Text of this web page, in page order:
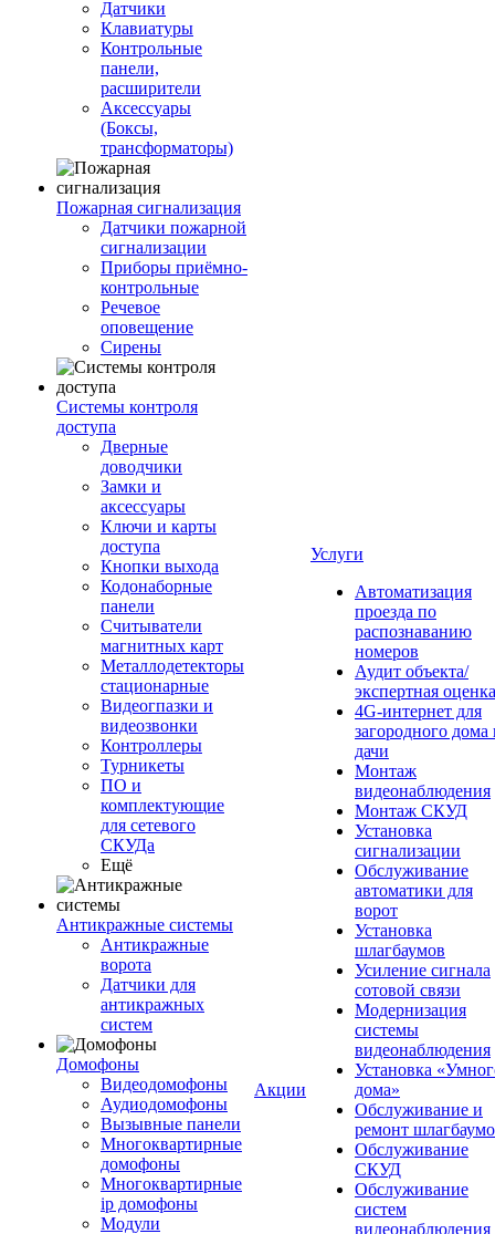
Датчики
Клавиатуры
Контрольные
панели,
расширители
Аксессуары
(Боксы,
трансформаторы)
Пожарная сигнализация
Датчики пожарной
сигнализации
Приборы приёмно-
контрольные
Речевое
оповещение
Сирены
Системы контроля
доступа
Дверные
доводчики
Замки и
аксессуары
Ключи и карты
доступа
Кнопки выхода
Кодонаборные
панели
Считыватели
магнитных карт
Металлодетекторы
стационарные
Видеогпазки и
видеозвонки
Контроллеры
Турникеты
ПО и
комплектующие
для сетевого
СКУДа
Ещё
Антикражные системы
Антикражные
ворота
Датчики для
антикражных
систем
Домофоны
Видеодомофоны
Аудиодомофоны
Вызывные панели
Многоквартирные
домофоны
Многоквартирные
ip домофоны
Модули
Акции
Услуги
Автоматизация
проезда по
распознаванию
номеров
Аудит объекта/
экспертная оценка
4G-интернет для
загородного дома
дачи
Монтаж
видеонаблюдения
Монтаж СКУД
Установка
сигнализации
Обслуживание
автоматики для
ворот
Установка
шлагбаумов
Усиление сигнала
сотовой связи
Модернизация
системы
видеонаблюдения
Установка
дома»
Обслуживание и
ремонт
Обслуживание
СКУД
Обслуживание
систем
видеонаблюдения